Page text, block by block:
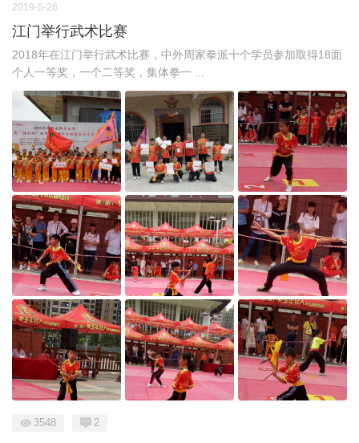
2019-5-26
江门举行武术比赛
2018年在江门举行武术比赛，中外周家拳派十个学员参加取得18面
个人一等奖，一个二等奖，集体拳一 ...
3548 2